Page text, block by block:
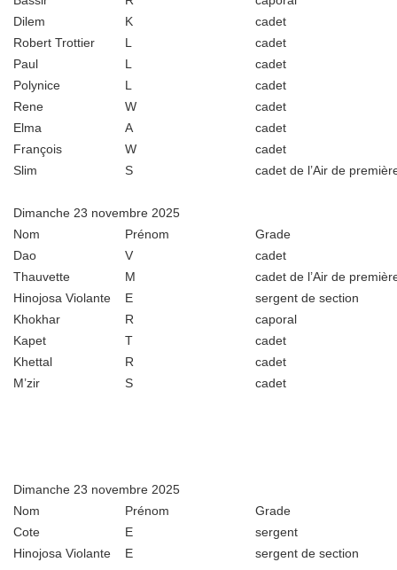
Dilem
K
cadet
Robert Trottier
L
cadet
Paul
L
cadet
Polynice
L
cadet
Rene
W
cadet
Elma
A
cadet
François
W
cadet
Slim
S cadet de l’Air de
Dimanche 23 novembre 2025
Nom
Prénom
Grade
Dao
V
cadet
Thauvette
M
cadet de l’Air de
Hinojosa Violante
E
sergent de section
Khokhar
R
caporal
Kapet
T
cadet
Khettal
R
cadet
M’zir
S cadet
Dimanche 23 novembre 2025
Nom
Prénom
Grade
Cote
E
sergent
Hinojosa Violante
E
sergent de section